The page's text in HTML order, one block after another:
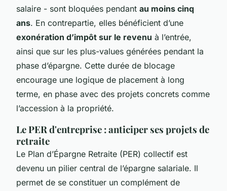
salaire - sont bloquées pendant au moins cinq
ans. En contrepartie, elles bénéficient d’une
exonération d’impôt sur le revenu à l’entrée,
ainsi que sur les plus-values générées pendant la
phase d’épargne. Cette durée de blocage
encourage une logique de placement à long
terme, en phase avec des projets concrets comme
l’accession à la propriété.
Le PER d'entreprise : anticiper ses projets de
retraite
Le Plan d’Épargne Retraite (PER) collectif est
devenu un pilier central de l’épargne salariale. Il
permet de se constituer un complément de